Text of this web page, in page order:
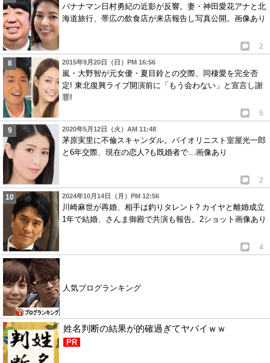
バナナマン日村勇紀の近影が反響。妻・神田愛花アナと北
海道旅行、帯広の飲食店が来店報告し写真公開。画像あり
2
2015年9月20日（日）PM 16:56
嵐・大野智が元女優・夏目鈴との交際、同棲愛を完全否
定! 東北復興ライブ開演前に「もう会わない」と宣言し謝
罪!
5
2020年5月12日（火）AM 11:48
茅原実里に不倫スキャンダル。バイオリニスト室屋光一郎
と6年交際、現在の恋人?も既婚者で…画像あり
2
2024年10月14日（月）PM 12:56
川崎麻世が再婚、相手は釣りタレント? カイヤと離婚成立
1年で結婚、さんま御殿で共演も報告。2ショット画像あり
4
人気ブログランキング
姓名判断の結果が的確過ぎてヤバイｗｗ
PR